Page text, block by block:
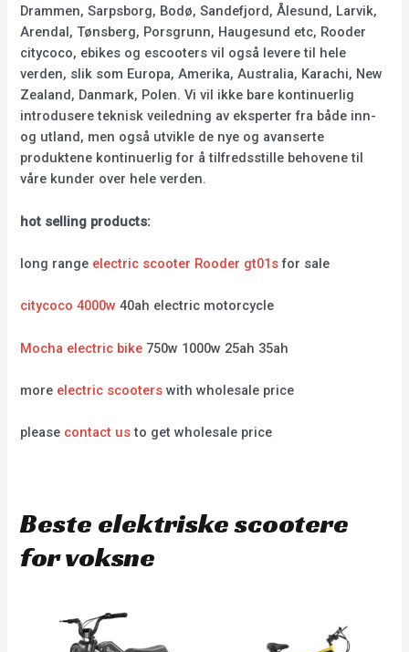
Drammen, Sarpsborg, Bodø, Sandefjord, Ålesund, Larvik,
Arendal, Tønsberg, Porsgrunn, Haugesund etc, Rooder
citycoco, ebikes og escooters vil også levere til hele
verden, slik som Europa, Amerika, Australia, Karachi, New
Zealand, Danmark, Polen. Vi vil ikke bare kontinuerlig
introdusere teknisk veiledning av eksperter fra både inn-
og utland, men også utvikle de nye og avanserte
produktene kontinuerlig for å tilfredsstille behovene til
våre kunder over hele verden.
hot selling products:
long range electric scooter Rooder gt01sfor sale
citycoco 4000w 40ah electric motorcycle
Mocha electric bike 750w 1000w 25ah 35ah
more electric scooters with wholesale price
please contact usto get wholesale price
Beste elektriske scootere
for voksne